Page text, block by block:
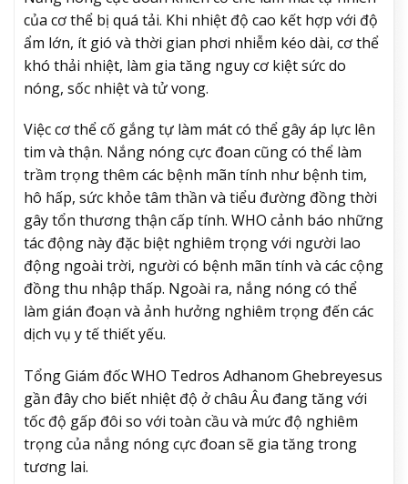
của cơ thể bị quá tải. Khi nhiệt độ cao kết hợp với độ
ẩm lớn, ít gió và thời gian phơi nhiễm kéo dài, cơ thể
khó thải nhiệt, làm gia tăng nguy cơ kiệt sức do
nóng, sốc nhiệt và tử vong.
Việc cơ thể cố gắng tự làm mát có thể gây áp lực lên
tim và thận. Nắng nóng cực đoan cũng có thể làm
trầm trọng thêm các bệnh mãn tính như bệnh tim,
hô hấp, sức khỏe tâm thần và tiểu đường đồng thời
gây tổn thương thận cấp tính. WHO cảnh báo những
tác động này đặc biệt nghiêm trọng với người lao
động ngoài trời, người có bệnh mãn tính và các cộng
đồng thu nhập thấp. Ngoài ra, nắng nóng có thể
làm gián đoạn và ảnh hưởng nghiêm trọng đến các
dịch vụ y tế thiết yếu.
Tổng Giám đốc WHO Tedros Adhanom Ghebreyesus
gần đây cho biết nhiệt độ ở châu Âu đang tăng với
tốc độ gấp đôi so với toàn cầu và mức độ nghiêm
trọng của nắng nóng cực đoan sẽ gia tăng trong
tương lai.